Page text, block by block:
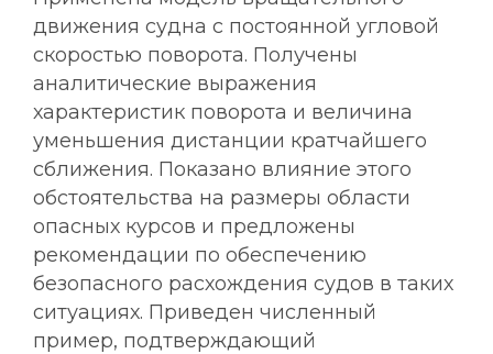
движения судна с постоянной угловой
скоростью поворота. Получены
аналитические выражения
характеристик поворота и величина
уменьшения дистанции кратчайшего
сближения. Показано влияние этого
обстоятельства на размеры области
опасных курсов и предложены
рекомендации по обеспечению
безопасного расхождения судов в таких
ситуациях. Приведен численный
пример, подтверждающий